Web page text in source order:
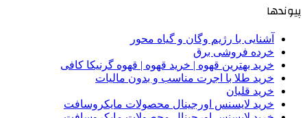
پیوندها
آشنایی با رژیم وگان و گیاه محور
خرده فروشی برق
خرید بهترین قهوه | خرید قهوه | قهوه گرنیکا کافی
خرید طلا با اجرت مناسب و بدون مالیات
خرید قلیان
خرید لایسنس اورجینال محصولات مایکروسافت